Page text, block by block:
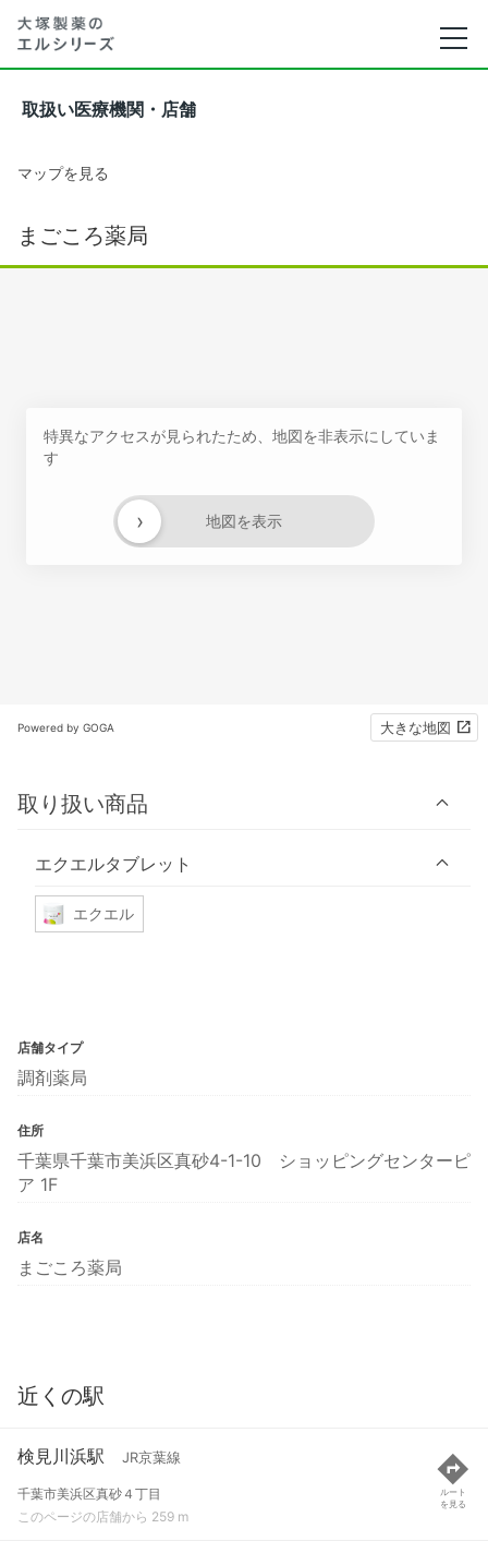
取扱い医療機関・店舗
マップを見る
まごころ薬局
特異なアクセスが見られたため、地図を非表示にしていま
す
地図を表示
›
Powered by GOGA 大きな地図
取り扱い商品
エクエルタブレット
エクエル
店舗タイプ
調剤薬局
住所
千葉県千葉市美浜区真砂4-1-10 ショッピングセンターピ
ア 1F
店名
まごころ薬局
近くの駅
検見川浜駅 JR京葉線
千葉市美浜区真砂４丁目
このページの店舗から 259 m
ルート
を見る